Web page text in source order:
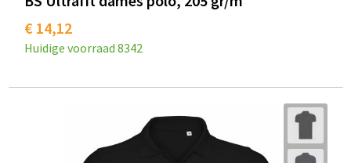
€ 14,12
Huidige voorraad 8342